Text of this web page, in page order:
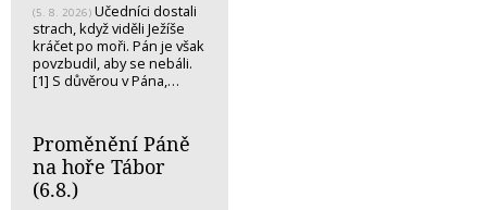
(5. 8. 2026) Učedníci dostali
strach, když viděli Ježíše
kráčet po moři. Pán je však
povzbudil, aby se nebáli.
[1] S důvěrou v Pána,…
Proměnění Páně
na hoře Tábor
(6.8.)